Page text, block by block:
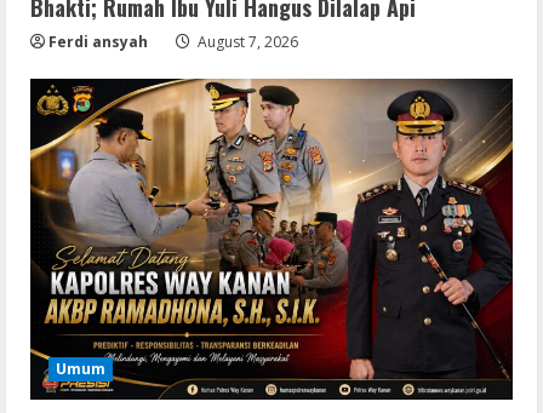
Bhakti; Rumah Ibu Yuli Hangus Dilalap Api
Ferdi ansyah August 7, 2026
Umum
2 August 9, 2026
3
Img
Office 2019 LTSC Professional Plus
Debloated Tоrrеnt
August 8, 2026
4
Resettools
Nik Collection (by DxO) Portable [no
Virus] (x64) Reddit
August 8, 2026
Img